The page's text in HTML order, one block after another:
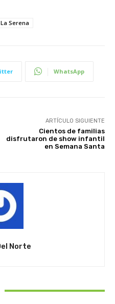
La Serena
WhatsApp
ARTÍCULO SIGUIENTE
Cientos de familias
disfrutaron de show infantil
en Semana Santa
Norte